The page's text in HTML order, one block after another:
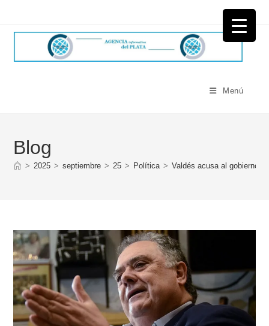
Menú
Blog
> 2025 > septiembre > 25 > Política > Valdés acusa al gobierno